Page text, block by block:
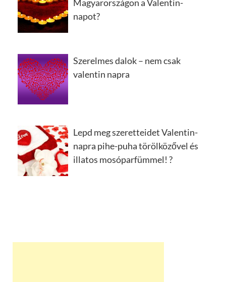
Magyarországon a Valentin-
napot?
Szerelmes dalok – nem csak
valentin napra
Lepd meg szeretteidet Valentin-
napra pihe-puha törölközővel és
illatos mosóparfümmel! ?